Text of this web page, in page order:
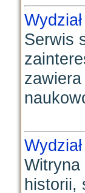
Serwis
Witryna
historii,